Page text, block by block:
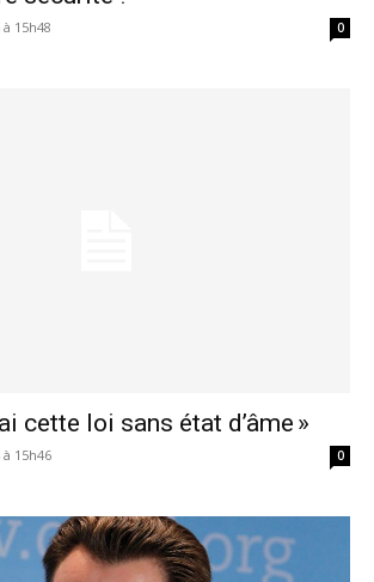
15h48 0
cette loi sans état d’âme »
15h46 0